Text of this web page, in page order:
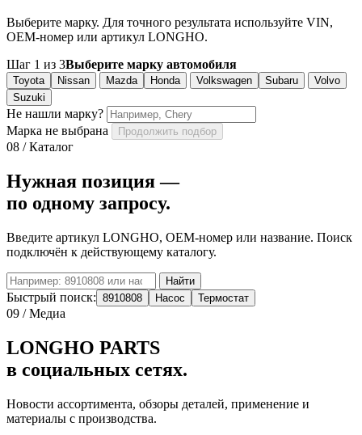
Выберите марку. Для точного результата используйте VIN,
OEM-номер или артикул LONGHO.
Шаг 1 из 3Выберите марку автомобиля
Toyota Nissan Mazda Honda Volkswagen Subaru
Volvo
Suzuki
Не нашли марку?
Марка не выбрана
Продолжить подбор
08 / Каталог
Нужная позиция —
по одному запросу.
Введите артикул LONGHO, OEM-номер или название. Поиск
подключён к действующему каталогу.
Найти
Быстрый поиск: 8910808 Насос Термостат
09 / Медиа
LONGHO PARTS
в социальных сетях.
Новости ассортимента, обзоры деталей, применение и
материалы с производства.